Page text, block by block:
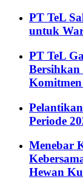
PT TeL
untuk
PT TeL
Periode
Menebar
Hewan